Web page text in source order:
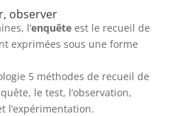
observer
l’enquête est le recueil de
exprimées sous une forme
5 méthodes de recueil de
le test, l’observation,
l’expérimentation.